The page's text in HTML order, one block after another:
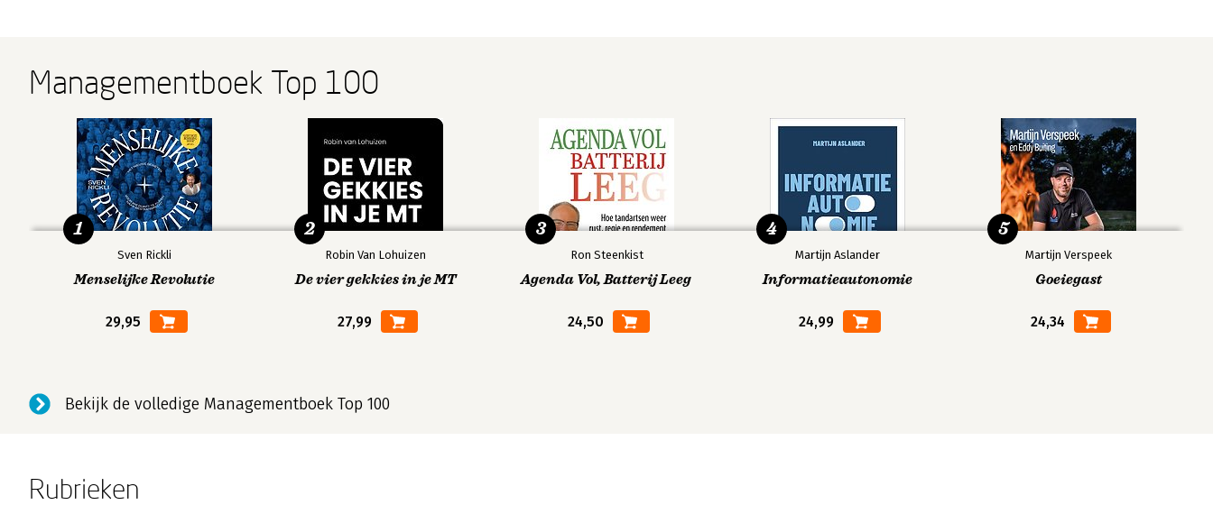
Managementboek Top 100
Sven Rickli
Menselijke Revolutie
29,95
1
Robin Van Lohuizen
De vier gekkies in je MT
27,99
2
Ron Steenkist
Agenda Vol, Batterij Leeg
24,50
3
Martijn Aslander
Informatieautonomie
24,99
4
Martijn Verspeek
Goeiegast
24,34
5
Bekijk de volledige Managementboek Top 100
Rubrieken